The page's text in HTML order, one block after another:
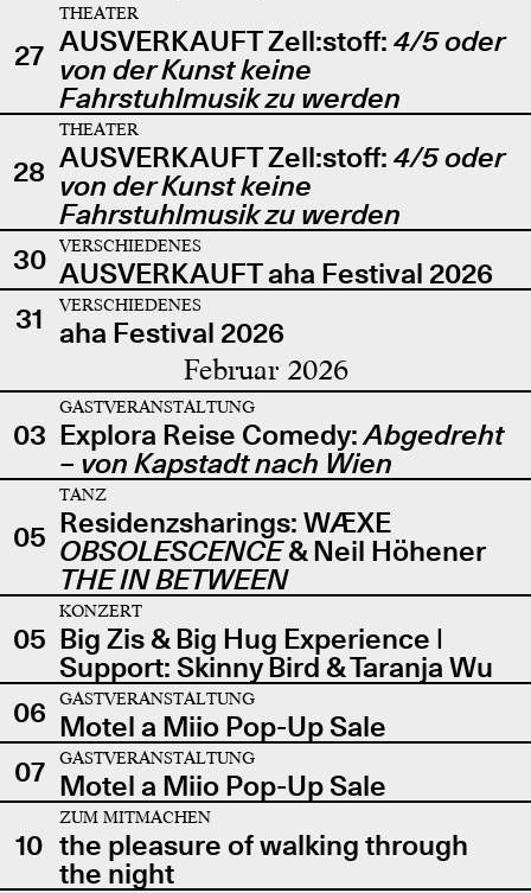
27
THEATER
AUSVERKAUFT Zell:stoff: 4/5 oder
von der Kunst keine
Fahrstuhlmusik zu werden
28
THEATER
AUSVERKAUFT Zell:stoff: 4/5 oder
von der Kunst keine
Fahrstuhlmusik zu werden
30
VERSCHIEDENES
AUSVERKAUFT aha Festival 2026
31
VERSCHIEDENES
aha Festival 2026
Februar 2026
03
GASTVERANSTALTUNG
Explora Reise Comedy:Abgedreht
– von Kapstadt nach Wien
05
TANZ
Residenzsharings: WÆXE
OBSOLESCENCE& Neil Höhener
THE IN BETWEEN
05
KONZERT
Big Zis & Big Hug Experience |
Support: Skinny Bird & Taranja Wu
06
GASTVERANSTALTUNG
Motel a Miio Pop-Up Sale
07
GASTVERANSTALTUNG
Motel a Miio Pop-Up Sale
10
ZUM MITMACHEN
the pleasure of walking through
the night